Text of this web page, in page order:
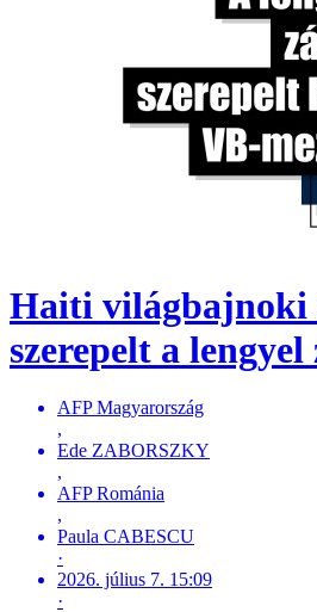
Haiti világbajnoki
szerepelt a lengyel
AFP Magyarország
,
Ede ZABORSZKY
,
AFP Románia
,
Paula CABESCU
·
2026. július 7. 15:09
·